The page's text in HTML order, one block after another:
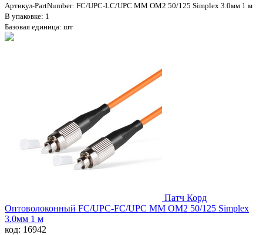
Артикул-PartNumber: FC/UPC-LC/UPC MM OM2 50/125 Simplex 3.0мм 1 м
В упаковке: 1
Базовая единица: шт
Патч Корд
Оптоволоконный FC/UPC-FC/UPC MM OM2 50/125 Simplex
3.0мм 1 м
код: 16942